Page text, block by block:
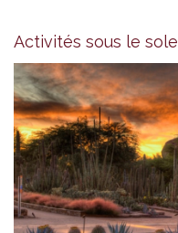
Activités sous le